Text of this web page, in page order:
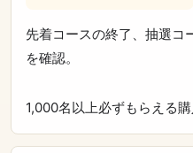
先着コースの終了、抽選コ
を確認。
1,000名以上必ずもらえる